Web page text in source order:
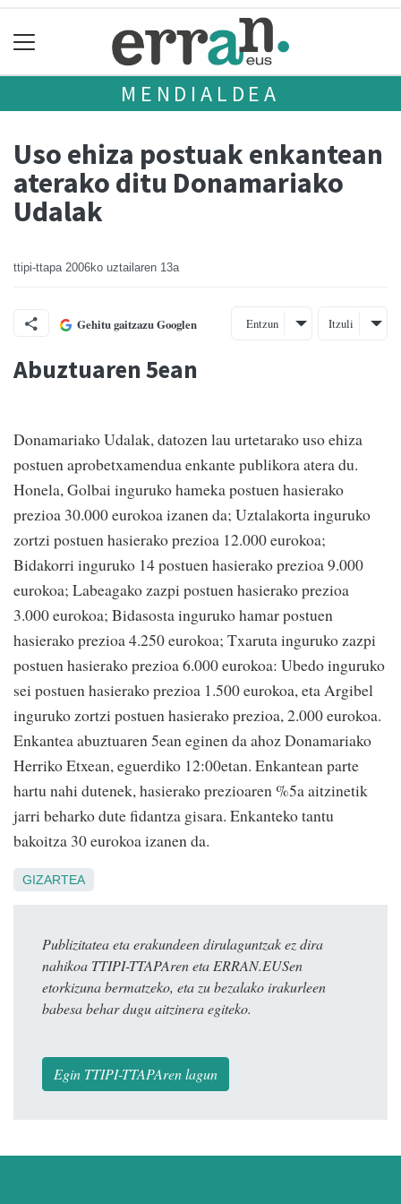
MENDIALDEA
Uso ehiza postuak enkantean
aterako ditu Donamariako
Udalak
ttipi-ttapa 2006ko uztailaren 13a
Gehitu gaitzazu Googlen Entzun Itzuli
Abuztuaren 5ean
Donamariako Udalak, datozen lau urtetarako uso ehiza
postuen aprobetxamendua enkante publikora atera du.
Honela, Golbai inguruko hameka postuen hasierako
prezioa 30.000 eurokoa izanen da; Uztalakorta inguruko
zortzi postuen hasierako prezioa 12.000 eurokoa;
Bidakorri inguruko 14 postuen hasierako prezioa 9.000
eurokoa; Labeagako zazpi postuen hasierako prezioa
3.000 eurokoa; Bidasosta inguruko hamar postuen
hasierako prezioa 4.250 eurokoa; Txaruta inguruko zazpi
postuen hasierako prezioa 6.000 eurokoa: Ubedo inguruko
sei postuen hasierako prezioa 1.500 eurokoa, eta Argibel
inguruko zortzi postuen hasierako prezioa, 2.000 eurokoa.
Enkantea abuztuaren 5ean eginen da ahoz Donamariako
Herriko Etxean, eguerdiko 12:00etan. Enkantean parte
hartu nahi dutenek, hasierako prezioaren %5a aitzinetik
jarri beharko dute fidantza gisara. Enkanteko tantu
bakoitza 30 eurokoa izanen da.
GIZARTEA
Publizitatea eta erakundeen dirulaguntzak ez dira
nahikoa TTIPI-TTAPAren eta ERRAN.EUSen
etorkizuna bermatzeko, eta zu bezalako irakurleen
babesa behar dugu aitzinera egiteko.
Egin TTIPI-TTAPAren lagun